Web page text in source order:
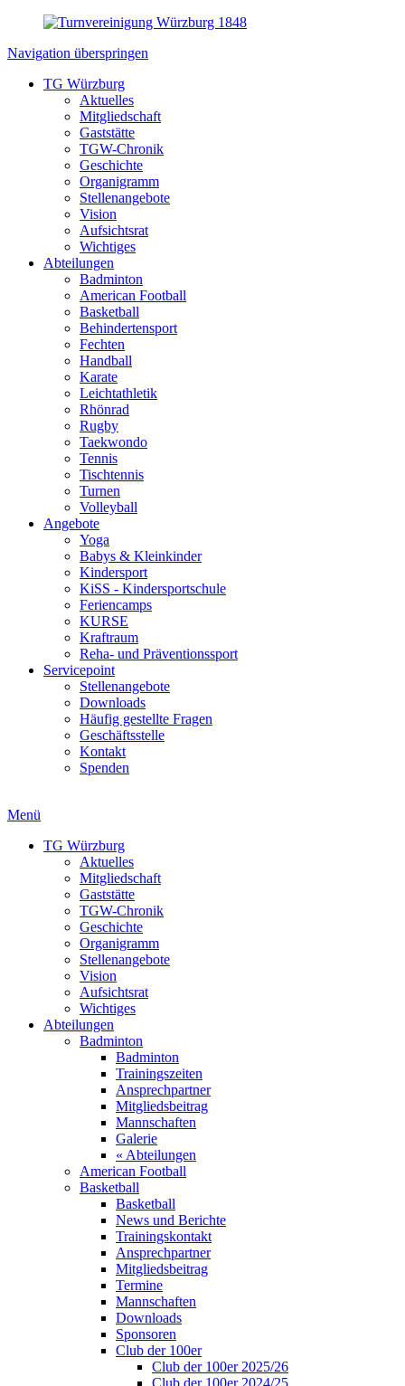
Navigation überspringen
TG Würzburg
Aktuelles
Mitgliedschaft
Gaststätte
TGW-Chronik
Geschichte
Organigramm
Stellenangebote
Vision
Aufsichtsrat
Wichtiges
Abteilungen
Badminton
American Football
Basketball
Behindertensport
Fechten
Handball
Karate
Leichtathletik
Rhönrad
Rugby
Taekwondo
Tennis
Tischtennis
Turnen
Volleyball
Angebote
Yoga
Babys & Kleinkinder
Kindersport
KiSS - Kindersportschule
Feriencamps
KURSE
Kraftraum
Reha- und Präventionssport
Servicepoint
Stellenangebote
Downloads
Häufig gestellte Fragen
Geschäftsstelle
Kontakt
Spenden
Menü
TG Würzburg
Aktuelles
Mitgliedschaft
Gaststätte
TGW-Chronik
Geschichte
Organigramm
Stellenangebote
Vision
Aufsichtsrat
Wichtiges
Abteilungen
Badminton
Badminton
Trainingszeiten
Ansprechpartner
Mitgliedsbeitrag
Mannschaften
Galerie
« Abteilungen
American Football
Basketball
Basketball
News und Berichte
Trainingskontakt
Ansprechpartner
Mitgliedsbeitrag
Termine
Mannschaften
Downloads
Sponsoren
Club der 100er
Club der 100er 2025/26
Club der 100er 2024/25